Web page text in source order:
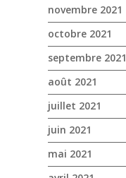
novembre 2021
octobre 2021
septembre 2021
août 2021
juillet 2021
juin 2021
mai 2021